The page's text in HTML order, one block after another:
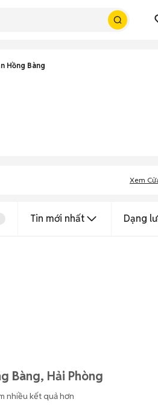
Hồng Bàng
Xem
Tin mới nhất Dạng
Bàng, Hải Phòng
nhiều kết quả hơn